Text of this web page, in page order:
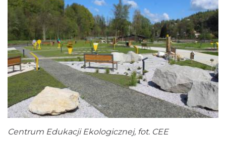
Centrum Edukacji Ekologicznej, fot. CEE